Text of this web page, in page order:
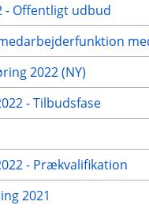
- Offentligt udbud
2022 (NY)
- Tilbudsfase
- Prækvalifikation
2021